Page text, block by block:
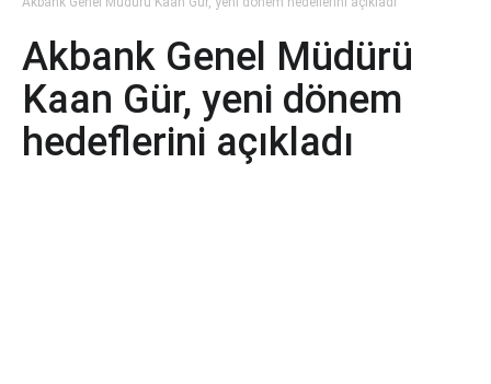
Akbank Genel Müdürü
Kaan Gür, yeni dönem
hedeflerini açıkladı